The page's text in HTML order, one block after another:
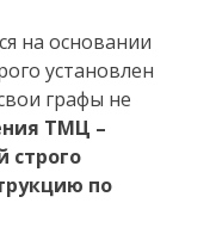
на основании
установлен
графы не
ТМЦ –
по